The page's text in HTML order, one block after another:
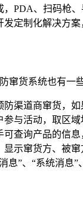
，PDA、扫码枪、
定制化解决方案
货系统也有一些
渠道商窜货，
与活动，取区域
查询产品的信息
示窜货方、被
”、“系统消息”